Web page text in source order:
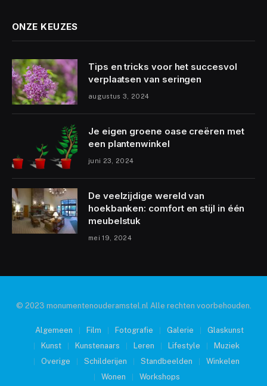
ONZE KEUZES
Tips en tricks voor het succesvol
verplaatsen van seringen
augustus 3, 2024
Je eigen groene oase creëren met
een plantenwinkel
juni 23, 2024
De veelzijdige wereld van
hoekbanken: comfort en stijl in één
meubelstuk
mei 19, 2024
© 2023 monumentenouderamstel.nl Alle rechten voorbehouden.
Algemeen Film Fotografie Galerie
Glaskunst
Kunst
Kunstenaars Leren Lifestyle
Muziek
Overige
Schilderijen Standbeelden
Winkelen
Wonen
Workshops